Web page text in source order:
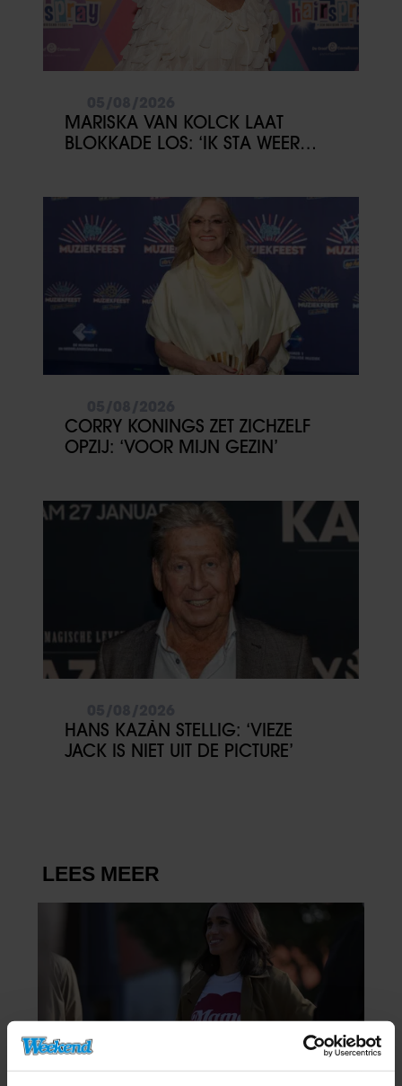
MARISKA VAN KOLCK LAAT
BLOKKADE LOS: ‘IK STA WEER
CORRY KONINGS ZET ZICHZELF
OPZIJ: ‘VOOR MIJN GEZIN’
HANS KAZÀN STELLIG: ‘VIEZE
JACK IS NIET UIT DE PICTURE’